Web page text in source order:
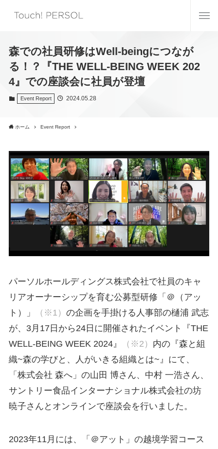
森での社員研修はWell-beingにつなが
る！？『THE WELL-BEING WEEK 202
4』での座談会に社員が登壇
Event Report 2024.05.28
ホーム Event Report
パーソルホールディングス株式会社で社員のキャ
リアオーナーシップを育む公募型研修「＠（アッ
ト）」
（※1） の企画を手掛ける人事部の樋浦 武志
が、3月17日から24日に開催されたイベント『THE
WELL-BEING WEEK 2024』
（※2） 内の『森と組
織~森の学びと、人がいきる組織とは~』にて、
「株式会社 森へ」の山田 博さん、中村 一浩さん、
サントリー食品インターナショナル株式会社の坊
暁子さんとオンラインで座談会を行いました。
2023年11月には、「＠アット」の越境学習コース